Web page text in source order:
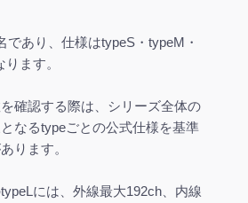
であり、仕様はtypeS・typeM・
ます。
確認する際は、シリーズ全体の
なるtypeごとの公式仕様を基準
ります。
には、外線最大192ch、内線